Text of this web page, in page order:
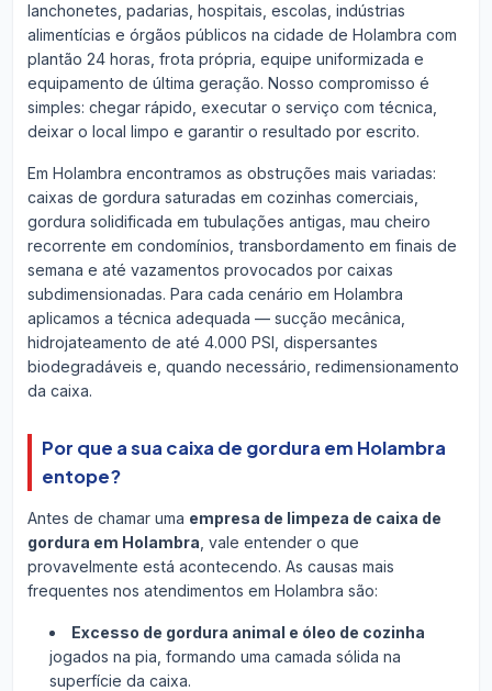
lanchonetes, padarias, hospitais, escolas, indústrias
alimentícias e órgãos públicos na cidade de Holambra com
plantão 24 horas, frota própria, equipe uniformizada e
equipamento de última geração. Nosso compromisso é
simples: chegar rápido, executar o serviço com técnica,
deixar o local limpo e garantir o resultado por escrito.
Em Holambra encontramos as obstruções mais variadas:
caixas de gordura saturadas em cozinhas comerciais,
gordura solidificada em tubulações antigas, mau cheiro
recorrente em condomínios, transbordamento em finais de
semana e até vazamentos provocados por caixas
subdimensionadas. Para cada cenário em Holambra
aplicamos a técnica adequada — sucção mecânica,
hidrojateamento de até 4.000 PSI, dispersantes
biodegradáveis e, quando necessário, redimensionamento
da caixa.
Por que a sua caixa de gordura em Holambra
entope?
Antes de chamar uma empresa de limpeza de caixa de
gordura em Holambra , vale entender o que
provavelmente está acontecendo. As causas mais
frequentes nos atendimentos em Holambra são:
Excesso de gordura animal e óleo de cozinha
jogados na pia, formando uma camada sólida na
superfície da caixa.